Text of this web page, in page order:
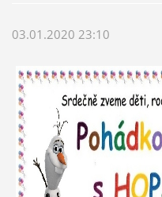
03.01.2020 23:10